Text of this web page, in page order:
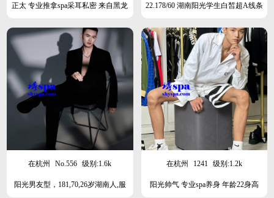
正太 专业推拿spa采耳私密 来自黑龙
22.178/60 湖南阳光学生白皙超A线条
在杭州 No.556 级别:1.6k
阳光男友型，181,70,26岁湖南人,服
在杭州 1241 级别:1.2k
阳光帅气 专业spa养身 年龄22身高